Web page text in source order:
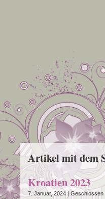
Artikel mit dem
Kroatien 2023
7. Januar, 2024 | Geschlossen